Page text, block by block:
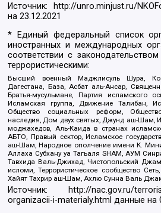
Источник: http://unro.minjust.ru/
на23.12.2021
* Единый федеральный список
иностранных и международных
соответствии с
террористическими:
Высший военный Маджлисуль Шура,
Дагестана, База, Асбат аль-Ансар,
Братья-мусульмане, Партия исламского
Исламская группа, Движение Талибан,
Общество социальных реформ,
наследия, Дом двух святых, Джунд аш-Шам,
моджахедов, Аль-Каида в странах
АБТО, Правый сектор, Исламское
аш-Шам, Народное ополчение имени К.
Аллаха Субхану уа Тагьаля SHAM, АУМ
Тавхида Валь-Джихад, Чистопольский
исломи, Террористическое сообщество
Хайят Тахрир аш-Шам, Ахлю Сунна Валь
Источник:
http://nac.gov.ru/
organizacii-i-materialy.html данные на